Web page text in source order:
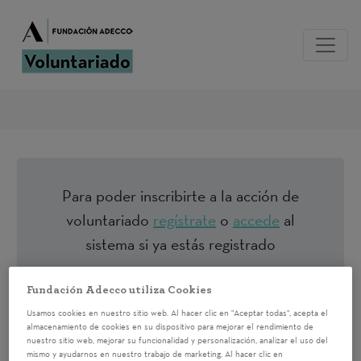
Para poder inscribirte a la acción de
voluntariado regístrate o accede al
sistema si ya estás registrado
Speed networking.
Escuela de
Fundación Adecco utiliza Cookies
Usamos cookies en nuestro sitio web. Al hacer clic en "Aceptar todas", acepta el
almacenamiento de cookies en su dispositivo para mejorar el rendimiento de
nuestro sitio web, mejorar su funcionalidad y personalización, analizar el uso del
mismo y ayudarnos en nuestro trabajo de marketing. Al hacer clic en